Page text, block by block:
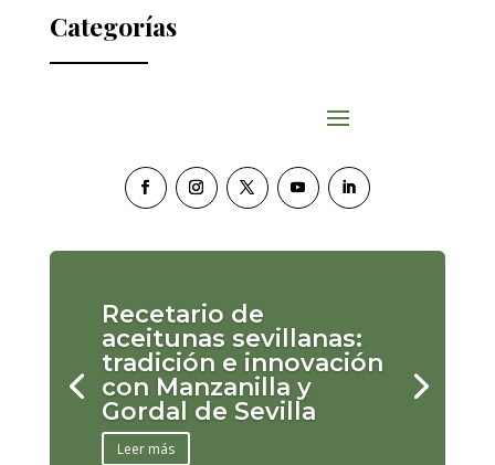
Categorías
Recetario de
aceitunas sevillanas:
tradición e innovación
con Manzanilla y
Gordal de Sevilla
Leer más